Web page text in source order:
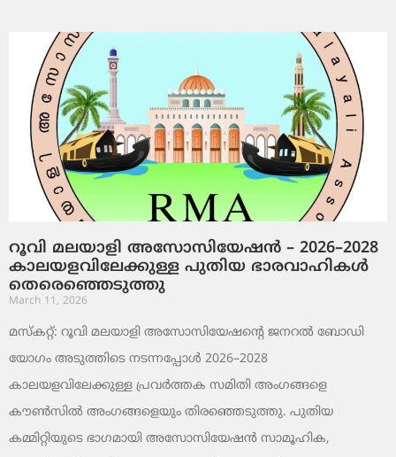
റൂവി മലയാളി അസോസിയേഷൻ – 2026–2028
കാലയളവിലേക്കുള്ള പുതിയ ഭാരവാഹികൾ
തെരെഞ്ഞെടുത്തു
March 11, 2026
മസ്കറ്റ്: റൂവി മലയാളി അസോസിയേഷന്റെ ജനറൽ ബോഡി
യോഗം അടുത്തിടെ നടന്നപ്പോൾ 2026–2028
കാലയളവിലേക്കുള്ള പ്രവർത്തക സമിതി അംഗങ്ങളെ
കൗൺസിൽ അംഗങ്ങളെയും തിരഞ്ഞെടുത്തു. പുതിയ
കമ്മിറ്റിയുടെ ഭാഗമായി അസോസിയേഷൻ സാമൂഹിക,